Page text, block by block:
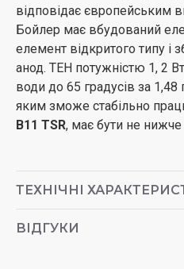
відповідає європейським
Бойлер має вбудований
елемент відкритого типу і
анод. ТЕН потужністю 1, 2 Вт
води до 65 градусів за
яким зможе стабільно
B11 TSR, має бути не нижче
ТЕХНІЧНІ
ВІДГУКИ